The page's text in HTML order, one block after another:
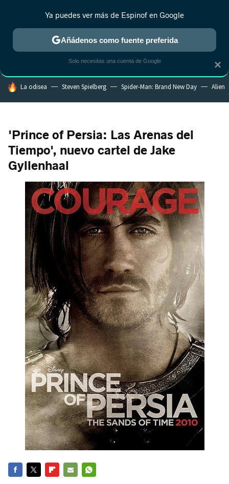
MENÚ NUEVO
ESTRENOS REALITY ANIME RANKINGS CINE
HOY SE HABLA DE
La odisea Steven Spielberg Spider-Man: Brand New Day Alien
'Prince of Persia: Las Arenas del
Tiempo', nuevo cartel de Jake
Gyllenhaal
×
Ya puedes ver más de Espinof en Google
Añádenos como fuente preferida
Solo necesitas una cuenta de Google